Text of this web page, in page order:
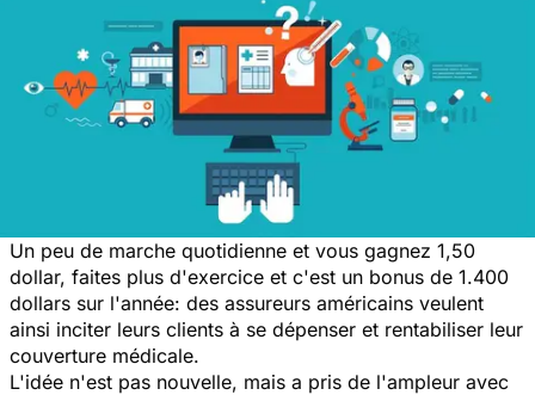
Un peu de marche quotidienne et vous gagnez 1,50
dollar, faites plus d'exercice et c'est un bonus de 1.400
dollars sur l'année: des assureurs américains veulent
ainsi inciter leurs clients à se dépenser et rentabiliser leur
couverture médicale.
L'idée n'est pas nouvelle, mais a pris de l'ampleur avec